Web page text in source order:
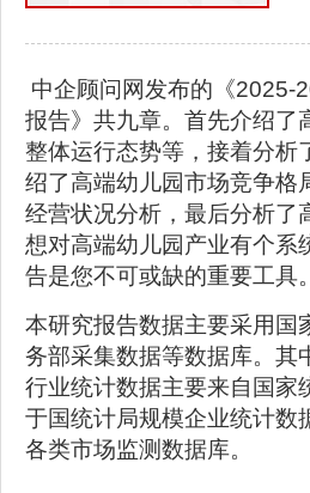
中企顾问网发布的《2025-
报告》共九章。首先介绍了
整体运行态势等，接着分析
绍了高端幼儿园市场竞争格
经营状况分析，最后分析了
想对高端幼儿园产业有个系
告是您不可或缺的重要工具。
本研究报告数据主要采用国
务部采集数据等数据库。其
行业统计数据主要来自国家
于国统计局规模企业统计数
各类市场监测数据库。